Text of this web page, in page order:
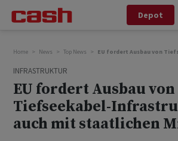
Depot
Home News Top News EU fordert Ausbau von
INFRASTRUKTUR
EU fordert Ausbau von
Tiefseekabel-
auch mit staatlichen